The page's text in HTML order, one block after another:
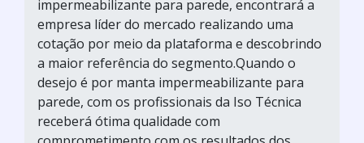
impermeabilizante para parede, encontrará a
empresa líder do mercado realizando uma
cotação por meio da plataforma e descobrindo
a maior referência do segmento.Quando o
desejo é por manta impermeabilizante para
parede, com os profissionais da Iso Técnica
receberá ótima qualidade com